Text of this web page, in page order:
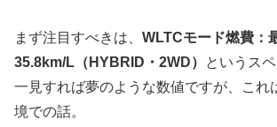
まず注目すべきは、 WLTCモード燃費：
35.8km/L（HYBRID・2WD）
というスペ
一見すれば夢のような数値ですが、これ
境での話。